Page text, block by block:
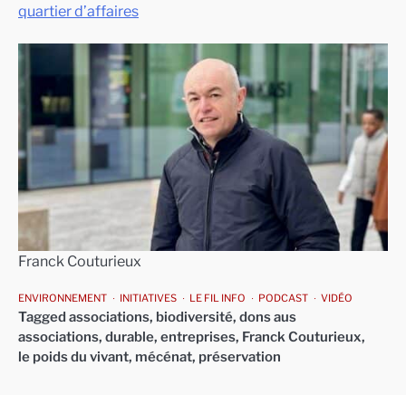
quartier d’affaires
Franck Couturieux
ENVIRONNEMENT INITIATIVES LE FIL INFO PODCAST VIDÉO
Tagged associations, biodiversité, dons aus
associations, durable, entreprises, Franck Couturieux,
le poids du vivant, mécénat, préservation